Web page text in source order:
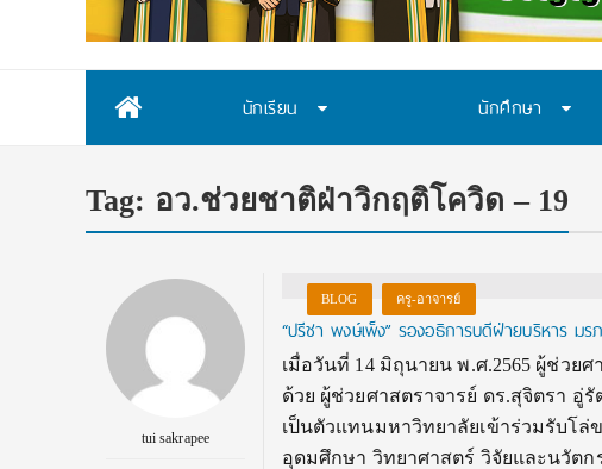
นักเรียน นักศึกษา
Tag: อว.ช่วยชาติฝ่าวิกฤติโควิด – 19
tui sakrapee
BLOG ครู-อาจารย์
“ปรีชา พงษ์เพ็ง” รองอธิการบดีฝ่ายบริหาร ม
เมื่อวันที่ 14 มิถุนายน พ.ศ.2565 ผู้ช่วย
ด้วย ผู้ช่วยศาสตราจารย์ ดร.สุจิตรา
เป็นตัวแทนมหาวิทยาลัยเข้าร่วมรับโล่
อุดมศึกษา วิทยาศาสตร์ วิจัยและนวัตก